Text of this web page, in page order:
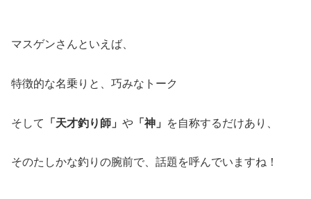
マスゲンさんといえば、
特徴的な名乗りと、巧みなトーク
そして 「天才釣り師」 や 「神」 を自称するだけあり、
そのたしかな釣りの腕前で、話題を呼んでいますね！